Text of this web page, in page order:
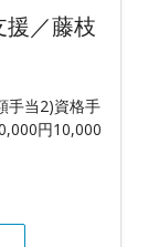
援／藤枝
手当2)資格手
円10,000